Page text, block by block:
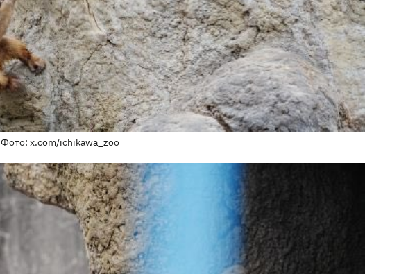
Фото: x.com/ichikawa_zoo